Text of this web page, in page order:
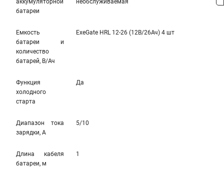
аккумуляторной
батареи
необслуживаемая
Емкость
батареи и
количество
батарей, В/Ач
ExeGate HRL 12-26 (12В/26Ач) 4 шт
Функция
холодного
старта
Да
Диапазон тока
зарядки, А
5/10
Длина кабеля
батареи, м
1